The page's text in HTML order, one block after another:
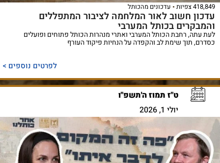
418,849 צפיות עדכונים מהכותל
עדכון חשוב לאור המלחמה לציבור המתפללים
והמבקרים בכותל המערבי
לעת עתה, רחבת הכותל המערבי ואתרי מנהרות הכותל פתוחים ופועלים
כסדרם, תוך שימת לב והקפדה על הנחיות פיקוד העורף
לפרטים נוספים >
ט"ז תמוז ה'תשפ"ו
יולי 1, 2026